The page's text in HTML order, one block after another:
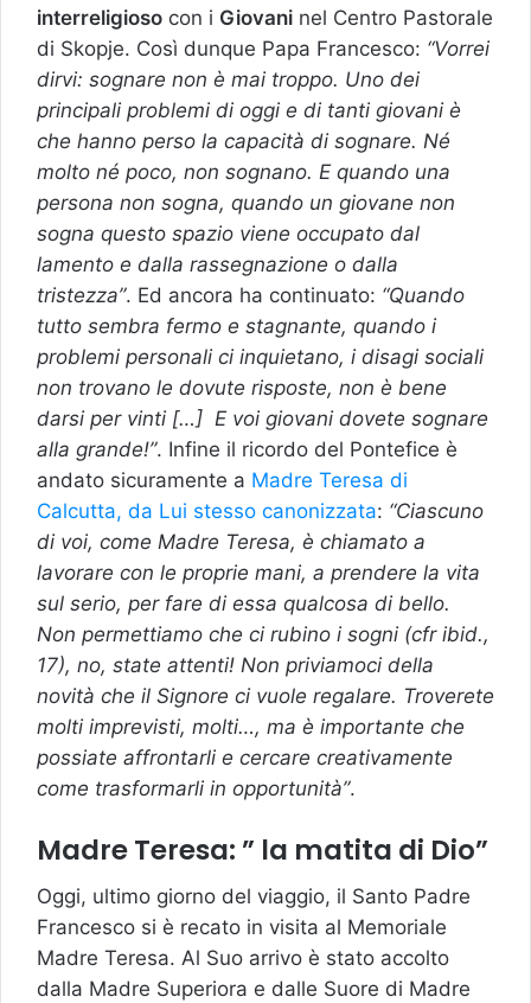
interreligioso con i Giovani nel Centro Pastorale
di Skopje. Così dunque Papa Francesco: “Vorrei
dirvi: sognare non è mai troppo. Uno dei
principali problemi di oggi e di tanti giovani è
che hanno perso la capacità di sognare. Né
molto né poco, non sognano. E quando una
persona non sogna, quando un giovane non
sogna questo spazio viene occupato dal
lamento e dalla rassegnazione o dalla
tristezza”. Ed ancora ha continuato: “Quando
tutto sembra fermo e stagnante, quando i
problemi personali ci inquietano, i disagi sociali
non trovano le dovute risposte, non è bene
darsi per vinti […] E voi giovani dovete sognare
alla grande!”. Infine il ricordo del Pontefice è
andato sicuramente a Madre Teresa di
Calcutta, da Lui stesso canonizzata: “Ciascuno
di voi, come Madre Teresa, è chiamato a
lavorare con le proprie mani, a prendere la vita
sul serio, per fare di essa qualcosa di bello.
Non permettiamo che ci rubino i sogni (cfr ibid.,
17), no, state attenti! Non priviamoci della
novità che il Signore ci vuole regalare. Troverete
molti imprevisti, molti…, ma è importante che
possiate affrontarli e cercare creativamente
come trasformarli in opportunità”.
Madre Teresa: ” la matita di Dio”
Oggi, ultimo giorno del viaggio, il Santo Padre
Francesco si è recato in visita al Memoriale
Madre Teresa. Al Suo arrivo è stato accolto
dalla Madre Superiora e dalle Suore di Madre